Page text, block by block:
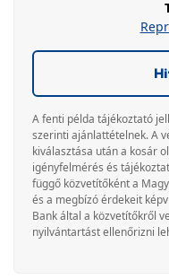
A fenti példa tájékoztató
szerinti ajánlattételnek. A
kiválasztása után a kosár
igényfelmérés és
függő közvetítőként a
és a megbízó érdekeit
Bank által a közvetítőkről
nyilvántartást ellenőrizni